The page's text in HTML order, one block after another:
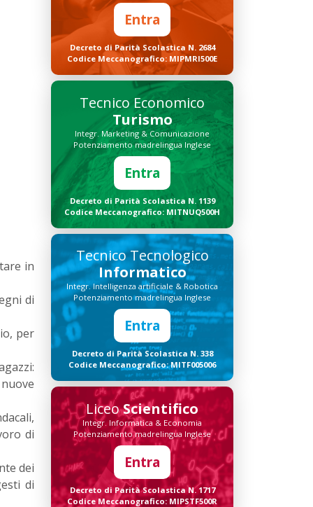
in
di
per
di
dei
di
Entra
Decreto di Parità Scolastica N. 2684
Codice Meccanografico: MIPMRI500E
Tecnico Economico
Turismo
Integr. Marketing & Comunicazione
Potenziamento madrelingua Inglese
Entra
Decreto di Parità Scolastica N. 1139
Codice Meccanografico: MITNUQ500H
Tecnico Tecnologico
Informatico
Integr. Intelligenza artificiale & Robotica
Potenziamento madrelingua Inglese
Entra
Decreto di Parità Scolastica N. 338
Codice Meccanografico: MITF005006
LiceoScientifico
Integr. Informatica & Economia
Potenziamento madrelingua Inglese
Entra
Decreto di Parità Scolastica N. 1717
Codice Meccanografico: MIPSTF500R